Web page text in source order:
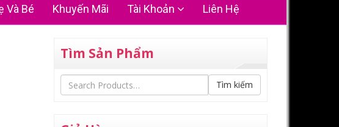
Và Bé Khuyến Mãi Tài Khoản Liên Hệ
Tìm Sản Phẩm
Tìm kiếm